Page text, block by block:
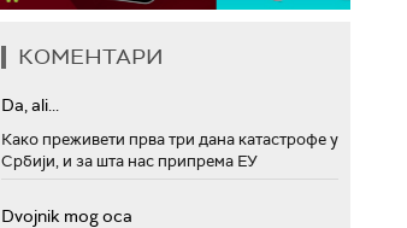
КОМЕНТАРИ
Da, ali...
Како преживети прва три дана катастрофе у
Србији, и за шта нас припрема ЕУ
Dvojnik mog oca